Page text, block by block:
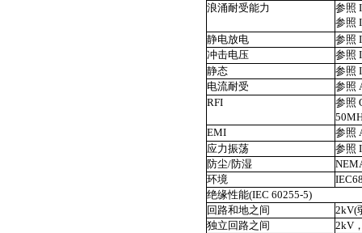
浪涌耐受能力
参照
参照
静电放电
参照
冲击电压
参照
静态
参照
电流耐受
参照
RFI
参照
EMI
参照
应力振荡
参照
防尘/防湿
环境
绝缘性能(IEC 60255-5)
回路和地之间
2kV(
独立回路之间
2kV